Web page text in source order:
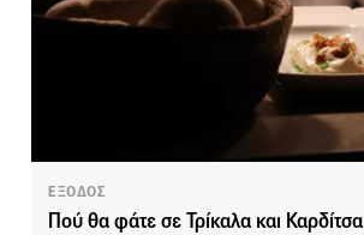
ΕΞΟΔΟΣ
Πού θα φάτε σε Τρίκαλα και Καρδίτσα